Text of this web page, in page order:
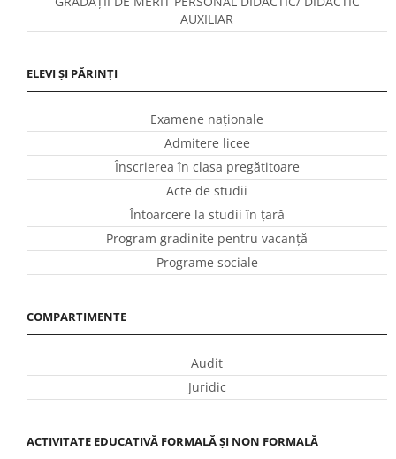
AUXILIAR
ELEVI ȘI PĂRINȚI
Examene naționale
Admitere licee
Înscrierea în clasa pregătitoare
Acte de studii
Întoarcere la studii în ţară
Program gradinite pentru vacanţă
Programe sociale
COMPARTIMENTE
Audit
Juridic
ACTIVITATE EDUCATIVĂ FORMALĂ ȘI NON FORMALĂ